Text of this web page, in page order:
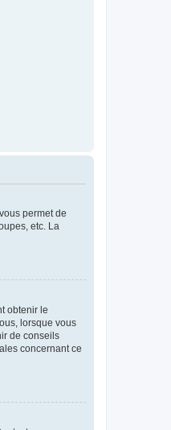
permet de
etc. La
obtenir le
lorsque vous
de conseils
concernant ce